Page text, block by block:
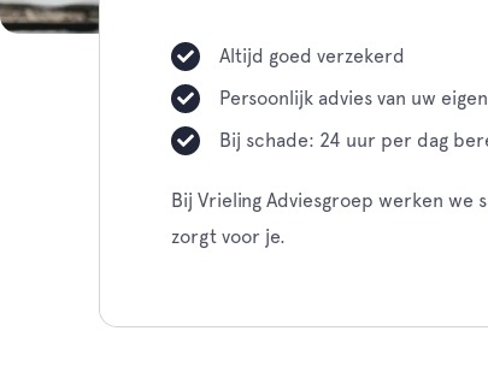
Altijd goed verzekerd
Persoonlijk advies van uw
Bij schade: 24 uur per dag
Bij Vrieling Adviesgroep werken we
zorgt voor je.